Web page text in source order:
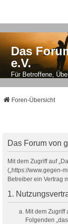
Das
e.V.
Für Betroffene,
Foren-Übersicht
Das Forum von
Mit dem Zugriff auf
(„https://www.gegen-
Betreiber ein Vertrag
1.
Mit dem Zugriff
Folgenden